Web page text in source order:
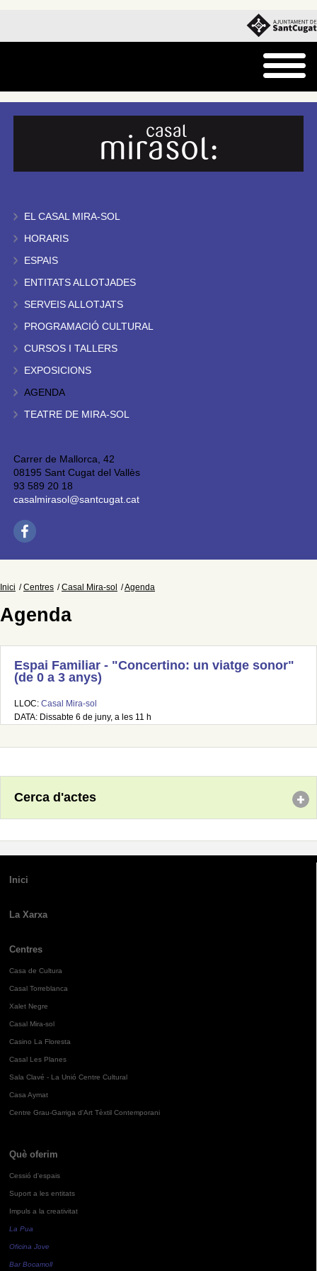
EL CASAL MIRA-SOL
HORARIS
ESPAIS
ENTITATS ALLOTJADES
SERVEIS ALLOTJATS
PROGRAMACIÓ CULTURAL
CURSOS I TALLERS
EXPOSICIONS
AGENDA
TEATRE DE MIRA-SOL
Carrer de Mallorca, 42
08195 Sant Cugat del Vallès
93 589 20 18
casalmirasol@santcugat.cat
Inici Centres Casal Mira-sol Agenda
Agenda
Espai Familiar - "Concertino: un viatge sonor"
(de 0 a 3 anys)
LLOC: Casal Mira-sol
DATA: Dissabte 6 de juny, a les 11 h
Cerca d'actes
Inici
La Xarxa
Centres
Casa de Cultura
Casal Torreblanca
Xalet Negre
Casal Mira-sol
Casino La Floresta
Casal Les Planes
Sala Clavé - La Unió Centre Cultural
Casa Aymat
Centre Grau-Garriga d'Art Tèxtil Contemporani
Què oferim
Cessió d'espais
Suport a les entitats
Impuls a la creativitat
La Pua
Oficina Jove
Bar Bocamoll